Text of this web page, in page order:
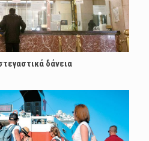
δάνεια